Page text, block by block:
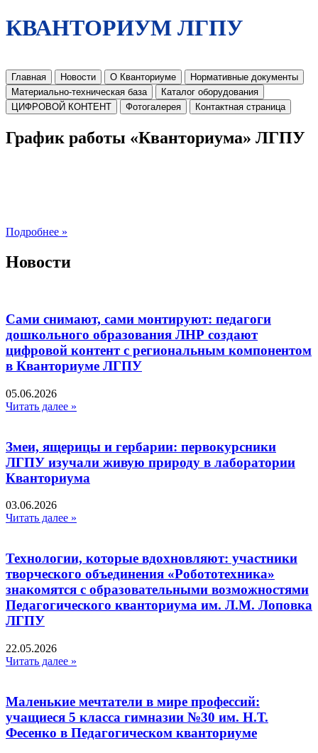
КВАНТОРИУМ ЛГПУ
Главная Новости О Кванториуме
Нормативные документы
Материально-техническая база
Каталог оборудования
ЦИФРОВОЙ КОНТЕНТ
Фотогалерея Контактная страница
График работы «Кванториума» ЛГПУ
Подробнее »
Новости
Сами снимают, сами монтируют: педагоги
дошкольного образования ЛНР создают
цифровой контент с региональным компонентом
в Кванториуме ЛГПУ​
05.06.2026
Читать далее »
Змеи, ящерицы и гербарии: первокурсники
ЛГПУ изучали живую природу в лаборатории
Кванториума
03.06.2026
Читать далее »
Технологии, которые вдохновляют: участники
творческого объединения «Робототехника»
знакомятся с образовательными возможностями
Педагогического кванториума им. Л.М. Лоповка
ЛГПУ
22.05.2026
Читать далее »
Маленькие мечтатели в мире профессий:
учащиеся 5 класса гимназии №30 им. Н.Т.
Фесенко в Педагогическом кванториуме